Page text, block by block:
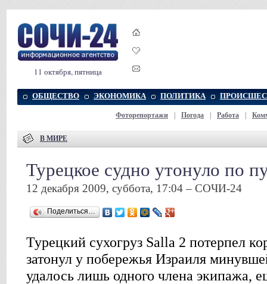
11 октября, пятница
ОБЩЕСТВО ЭКОНОМИКА ПОЛИТИКА
Фоторепортажи Погода Работа
В МИРЕ
Турецкое судно утонуло по
12 декабря 2009, суббота, 17:04 – СОЧИ-24
Поделиться…
Турецкий сухогруз Salla 2 потерпел
затонул у побережья Израиля
удалось лишь одного члена экипажа,